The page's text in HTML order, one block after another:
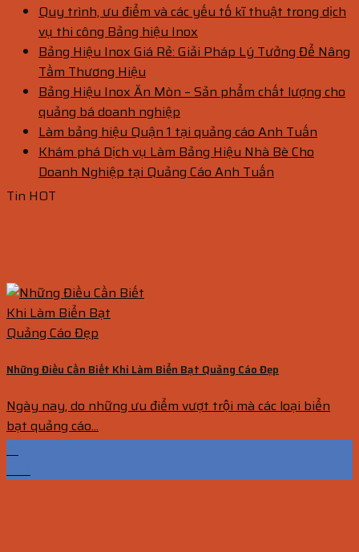
Quy trình, ưu điểm và các yếu tố kĩ thuật trong dịch
vụ thi công Bảng hiệu Inox
Bảng Hiệu Inox Giá Rẻ: Giải Pháp Lý Tưởng Để Nâng
Tầm Thương Hiệu
Bảng Hiệu Inox Ăn Mòn – Sản phẩm chất lượng cho
quảng bá doanh nghiệp
Làm bảng hiệu Quận 1 tại quảng cáo Anh Tuấn
Khám phá Dịch vụ Làm Bảng Hiệu Nhà Bè Cho
Doanh Nghiệp tại Quảng Cáo Anh Tuấn
Tin HOT
Những Điều Cần Biết Khi Làm Biển Bạt Quảng Cáo Đẹp
Ngày nay, do những ưu điểm vượt trội mà các loại biển
bạt quảng cáo...